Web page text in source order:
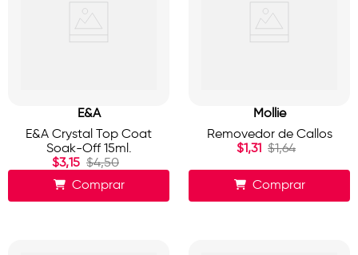
E&A
E&A Crystal Top Coat
Soak-Off 15ml.
$3,15 $4,50
Comprar
Mollie
Removedor de Callos
$1,31 $1,64
Comprar